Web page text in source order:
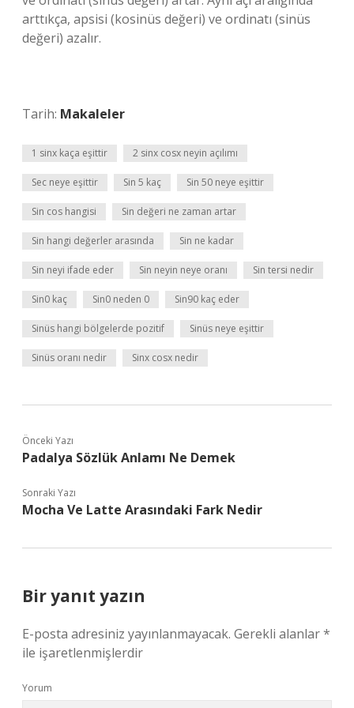
arttıkça, apsisi (kosinüs değeri) ve ordinatı (sinüs
değeri) azalır.
Tarih: Makaleler
1 sinx kaça eşittir 2 sinx cosx neyin açılımı
Sec neye eşittir Sin 5 kaç Sin 50 neye eşittir
Sin cos hangisi Sin değeri ne zaman artar
Sin hangi değerler arasında Sin ne kadar
Sin neyi ifade eder Sin neyin neye oranı Sin tersi nedir
Sin0 kaç Sin0 neden 0 Sin90 kaç eder
Sinüs hangi bölgelerde pozitif Sinüs neye eşittir
Sinüs oranı nedir Sinx cosx nedir
Önceki Yazı
Padalya Sözlük Anlamı Ne Demek
Sonraki Yazı
Mocha Ve Latte Arasındaki Fark Nedir
Bir yanıt yazın
E-posta adresiniz yayınlanmayacak. Gerekli alanlar*
ile işaretlenmişlerdir
Yorum